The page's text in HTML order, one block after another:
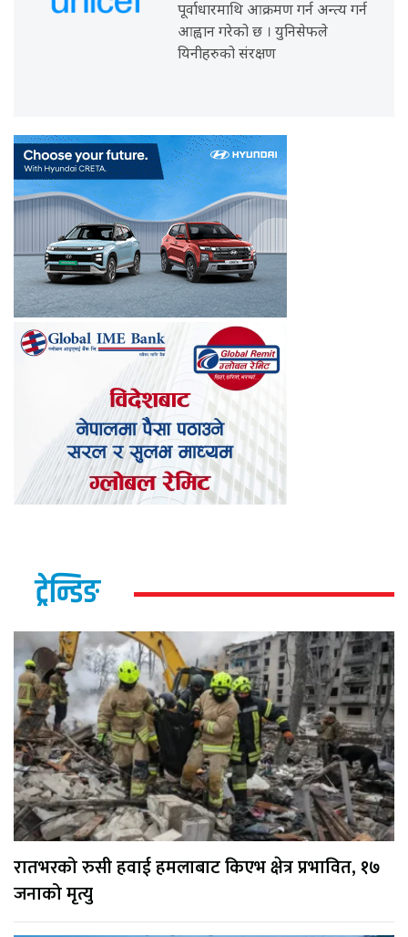
पूर्वाधारमाथि आक्रमण गर्न अन्त्य गर्न
आह्वान गरेको छ । युनिसेफले
यिनीहरुको संरक्षण
ट्रेन्डिङ
रातभरको रुसी हवाई हमलाबाट किएभ क्षेत्र प्रभावित, १७
जनाको मृत्यु